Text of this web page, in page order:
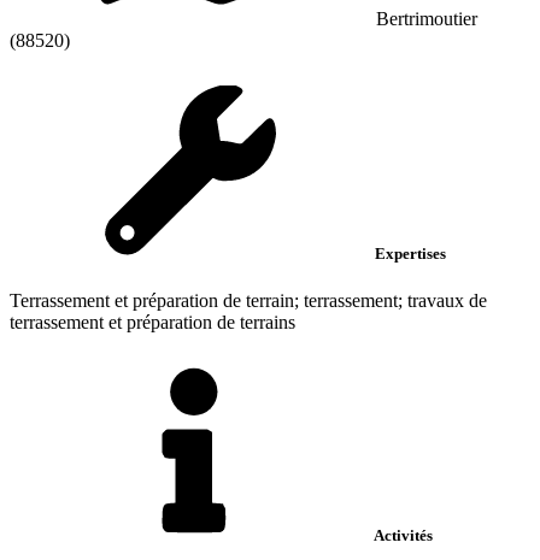
Bertrimoutier
(88520)
Expertises
Terrassement et préparation de terrain; terrassement; travaux de
terrassement et préparation de terrains
Activités